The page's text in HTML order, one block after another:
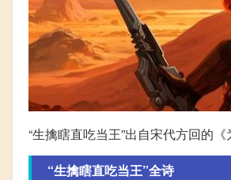
“生擒瞎直吃当王”出自宋代方回的
“生擒瞎直吃当王”全诗